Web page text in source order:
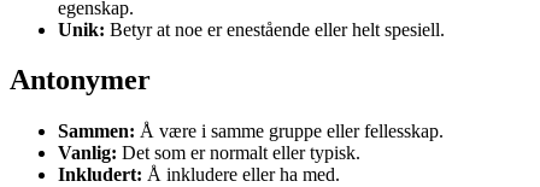
egenskap.
Unik: Betyr at noe er enestående eller helt spesiell.
Antonymer
Sammen: Å være i samme gruppe eller fellesskap.
Vanlig: Det som er normalt eller typisk.
Inkludert: Å inkludere eller ha med.